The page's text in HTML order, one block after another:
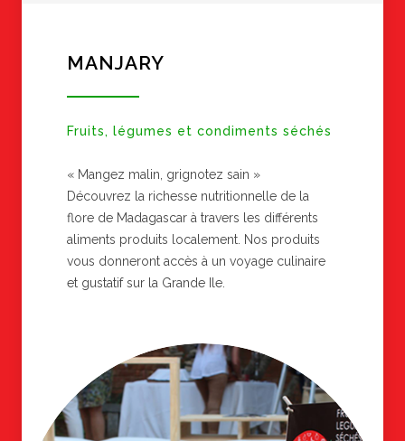
MANJARY
Fruits, légumes et condiments séchés
« Mangez malin, grignotez sain »
Découvrez la richesse nutritionnelle de la
flore de Madagascar à travers les différents
aliments produits localement. Nos produits
vous donneront accès à un voyage culinaire
et gustatif sur la Grande Ile.